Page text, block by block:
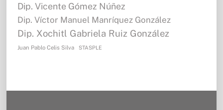
Dip. Vicente Gómez Núñez
Dip. Víctor Manuel Manríquez González
Dip. Xochitl Gabriela Ruiz González
Juan Pablo Celis Silva STASPLE